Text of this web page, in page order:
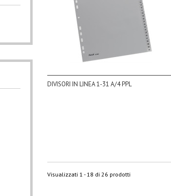
DIVISORI IN LINEA 1-31 A/4 PPL
Visualizzati 1 - 18 di 26 prodotti